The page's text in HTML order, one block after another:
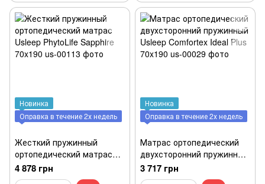
Новинка
Оправка в течение 2х недель
Жесткий пружинный
ортопедический матрас
Usleep PhytoLife Sapphire
70x190
4 878 грн
Новинка
Оправка в течение 2х недель
Матрас ортопедический
двухсторонний пружинный
Usleep Comfortex Ideal Plus
70x190
3 717 грн